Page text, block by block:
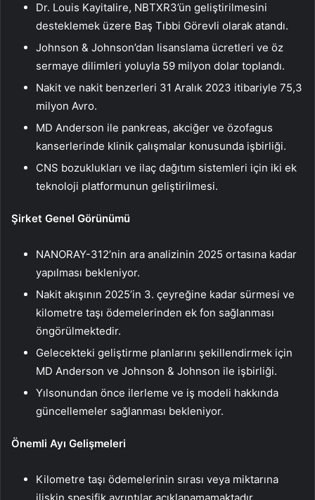
Dr. Louis Kayitalire, NBTXR3’ün geliştirilmesini
desteklemek üzere Baş Tıbbi Görevli olarak atandı.
Johnson & Johnson’dan lisanslama ücretleri ve öz
sermaye dilimleri yoluyla 59 milyon dolar toplandı.
Nakit ve nakit benzerleri 31 Aralık 2023 itibariyle 75,3
milyon Avro.
MD Anderson ile pankreas, akciğer ve özofagus
kanserlerinde klinik çalışmalar konusunda işbirliği.
CNS bozuklukları ve ilaç dağıtım sistemleri için iki ek
teknoloji platformunun geliştirilmesi.
Şirket Genel Görünümü
NANORAY-312’nin ara analizinin 2025 ortasına kadar
yapılması bekleniyor.
Nakit akışının 2025’in 3. çeyreğine kadar sürmesi ve
kilometre taşı ödemelerinden ek fon sağlanması
öngörülmektedir.
Gelecekteki geliştirme planlarını şekillendirmek için
MD Anderson ve Johnson & Johnson ile işbirliği.
Yılsonundan önce ilerleme ve iş modeli hakkında
güncellemeler sağlanması bekleniyor.
Önemli Ayı Gelişmeleri
Kilometre taşı ödemelerinin sırası veya miktarına